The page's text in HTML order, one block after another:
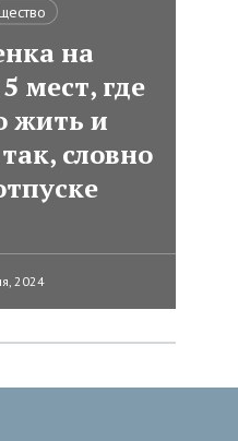
на
мест, где
жить и
словно
2024